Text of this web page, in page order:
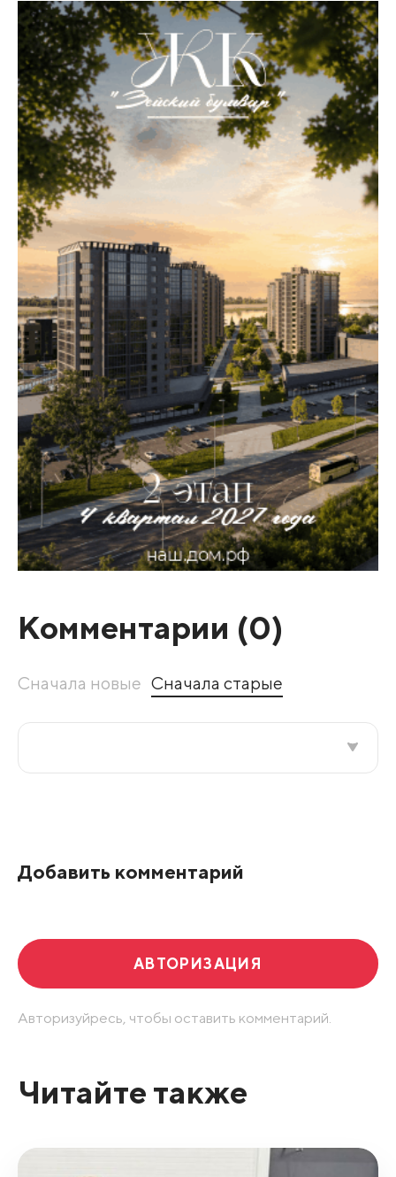
Комментарии (0)
Сначала новые Сначала старые
Добавить комментарий
АВТОРИЗАЦИЯ
Авторизуйресь, чтобы оставить комментарий.
Читайте также